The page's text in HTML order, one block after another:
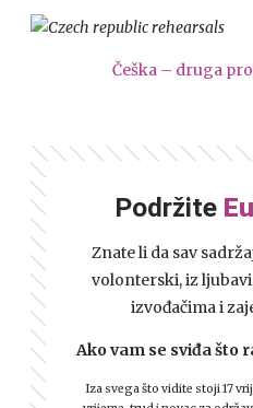
Češka – druga
Podržite
Znate li da sav
volonterski, iz
izvođačima i
Ako vam se sviđa što
Iza svega što vidite stoji 17